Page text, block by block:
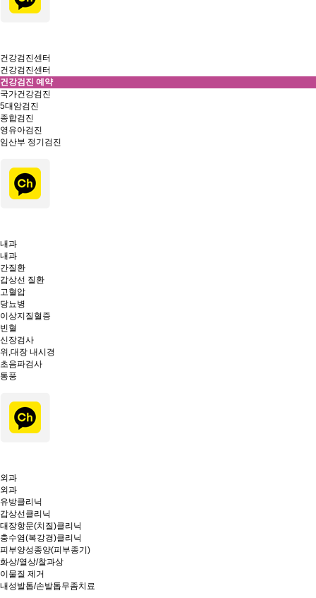
건강검진센터
건강검진센터
건강검진 예약
국가건강검진
5대암검진
종합검진
영유아검진
임산부 정기검진
내과
내과
간질환
갑상선 질환
고혈압
당뇨병
이상지질혈증
빈혈
신장검사
위,대장 내시경
초음파검사
통풍
외과
외과
유방클리닉
갑상선클리닉
대장항문(치질)클리닉
충수염(복강경)클리닉
피부양성종양(피부종기)
화상/열상/찰과상
이물질 제거
내성발톱/손발톱무좀치료